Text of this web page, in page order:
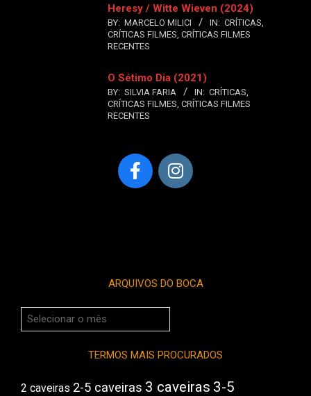
Heresy / Witte Wieven (2024)
BY: MARCELO MILICI IN: CRÍTICAS
CRÍTICAS FILMES CRÍTICAS FILMES
RECENTES
O Sétimo Dia (2021)
BY: SILVIA FARIA IN: CRÍTICAS
CRÍTICAS FILMES CRÍTICAS FILMES
RECENTES
ARQUIVOS DO BOCA
Arquivos
do
TERMOS MAIS PROCURADOS
2 caveiras 2-5 caveiras 3 caveiras 3-5